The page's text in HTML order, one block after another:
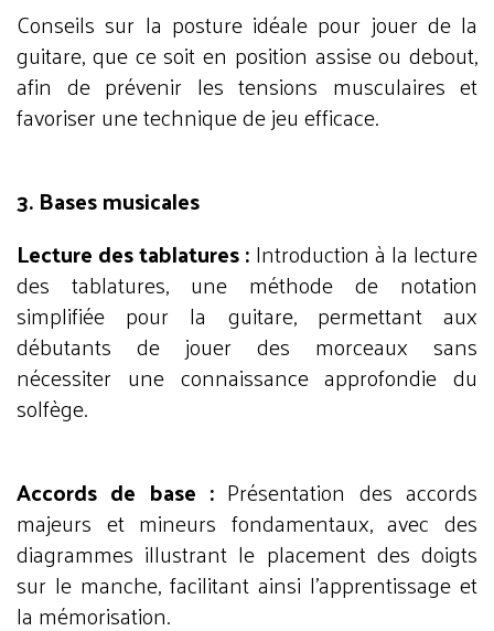
Conseils sur la posture idéale pour jouer de la
guitare, que ce soit en position assise ou debout,
afin de prévenir les tensions musculaires et
favoriser une technique de jeu efficace.
3. Bases musicales
Lecture des tablatures :Introduction à la lecture
des tablatures, une méthode de notation
simplifiée pour la guitare, permettant aux
débutants de jouer des morceaux sans
nécessiter une connaissance approfondie du
solfège.
Accords de base : Présentation des accords
majeurs et mineurs fondamentaux, avec des
diagrammes illustrant le placement des doigts
sur le manche, facilitant ainsi l'apprentissage et
la mémorisation.